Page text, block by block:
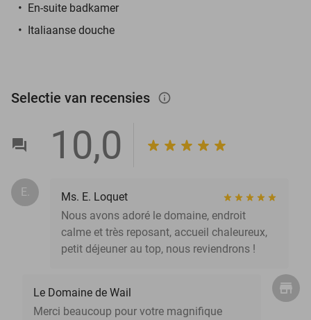
En-suite badkamer
Italiaanse douche
Selectie van recensies info_outlined
10,0
E.
Ms. E. Loquet
Nous avons adoré le domaine, endroit
calme et très reposant, accueil chaleureux,
petit déjeuner au top, nous reviendrons !
Le Domaine de Wail
Merci beaucoup pour votre magnifique